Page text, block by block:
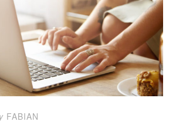
FABIAN